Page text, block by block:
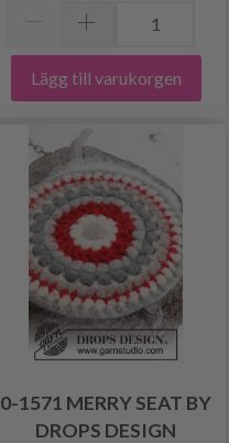
Lägg till varukorgen
0-1571 MERRY SEAT BY
DROPS DESIGN